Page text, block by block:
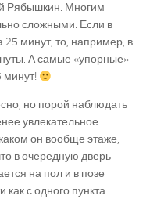
Рябышкин. Многим
сложными. Если в
25 минут, то, например, в
А самые «упорные»
минут!
но порой наблюдать
увлекательное
он вообще этаже,
в очередную дверь
на пол и в позе
с одного пункта